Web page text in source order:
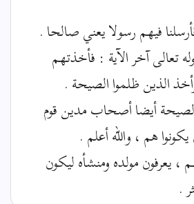
فيهم رسولا يعني صالحا .
تعالى آخر الآية : فأخذتهم
الذين ظلموا الصيحة .
أيضا أصحاب مدين قوم
هم ، والله أعلم .
يعرفون مولده ومنشأه ليكون
.